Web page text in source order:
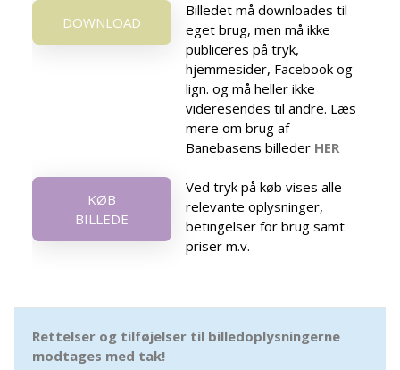
DOWNLOAD
Billedet må downloades til
eget brug, men må ikke
publiceres på tryk,
hjemmesider, Facebook og
lign. og må heller ikke
videresendes til andre. Læs
mere om brug af
Banebasens billeder HER
KØB
BILLEDE
Ved tryk på køb vises alle
relevante oplysninger,
betingelser for brug samt
priser m.v.
Rettelser og tilføjelser til billedoplysningerne
modtages med tak!